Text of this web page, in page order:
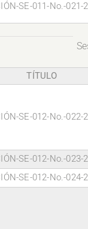
SE-011-No.-021-
TÍTULO
SE-012-No.-022-
SE-012-No.-023-
SE-012-No.-024-